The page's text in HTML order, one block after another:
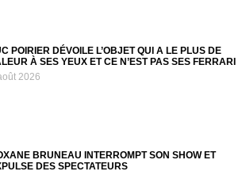
POIRIER DÉVOILE L’OBJET QUI A LE PLUS DE
À SES YEUX ET CE N’EST PAS SES FERRARI
2026
BRUNEAU INTERROMPT SON SHOW ET
DES SPECTATEURS